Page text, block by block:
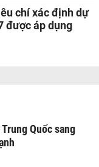
chí xác định dự
được áp dụng
Quốc sang